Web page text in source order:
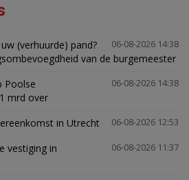
06-08-2026 14:38
(verhuurde) pand?
van de burgemeester
06-08-2026 14:38
Poolse
mrd over
06-08-2026 12:53
in Utrecht
06-08-2026 11:37
vestiging in